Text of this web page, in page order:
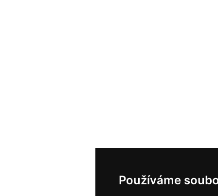
Používáme